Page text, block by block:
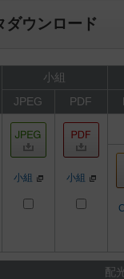
ダウンロード
小組
JPEG
PDF
小組 小組
配